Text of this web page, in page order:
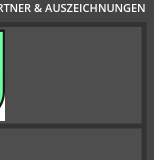
& AUSZEICHNUNGEN